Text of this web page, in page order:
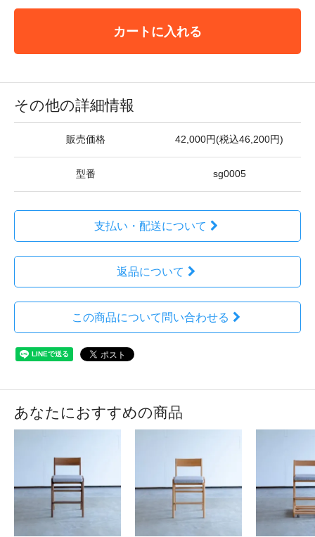
カートに入れる
その他の詳細情報
販売価格 42,000円(税込46,200円)
型番 sg0005
支払い・配送について
返品について
この商品について問い合わせる
あなたにおすすめの商品